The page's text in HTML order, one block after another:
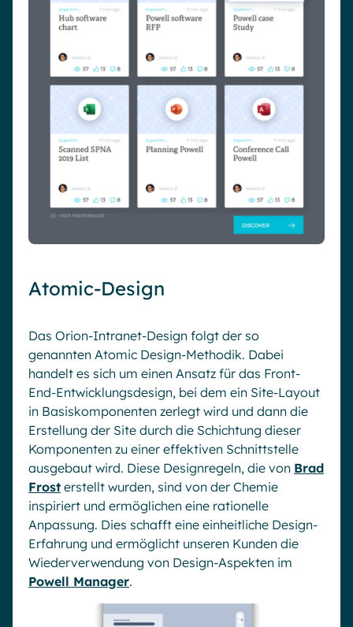
Atomic-Design
Das Orion-Intranet-Design folgt der so
genannten Atomic Design-Methodik. Dabei
handelt es sich um einen Ansatz für das Front-
End-Entwicklungsdesign, bei dem ein Site-Layout
in Basiskomponenten zerlegt wird und dann die
Erstellung der Site durch die Schichtung dieser
Komponenten zu einer effektiven Schnittstelle
ausgebaut wird. Diese Designregeln, die von Brad
Frost erstellt wurden, sind von der Chemie
inspiriert und ermöglichen eine rationelle
Anpassung. Dies schafft eine einheitliche Design-
Erfahrung und ermöglicht unseren Kunden die
Wiederverwendung von Design-Aspekten im
Powell Manager.